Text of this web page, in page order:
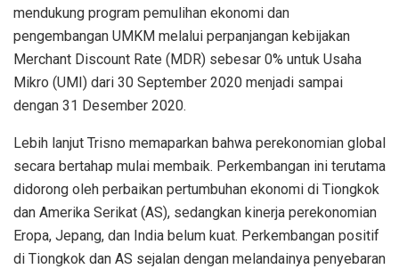
mendukung program pemulihan ekonomi dan
pengembangan UMKM melalui perpanjangan kebijakan
Merchant Discount Rate (MDR) sebesar 0% untuk Usaha
Mikro (UMI) dari 30 September 2020 menjadi sampai
dengan 31 Desember 2020.
Lebih lanjut Trisno memaparkan bahwa perekonomian global
secara bertahap mulai membaik. Perkembangan ini terutama
didorong oleh perbaikan pertumbuhan ekonomi di Tiongkok
dan Amerika Serikat (AS), sedangkan kinerja perekonomian
Eropa, Jepang, dan India belum kuat. Perkembangan positif
di Tiongkok dan AS sejalan dengan melandainya penyebaran